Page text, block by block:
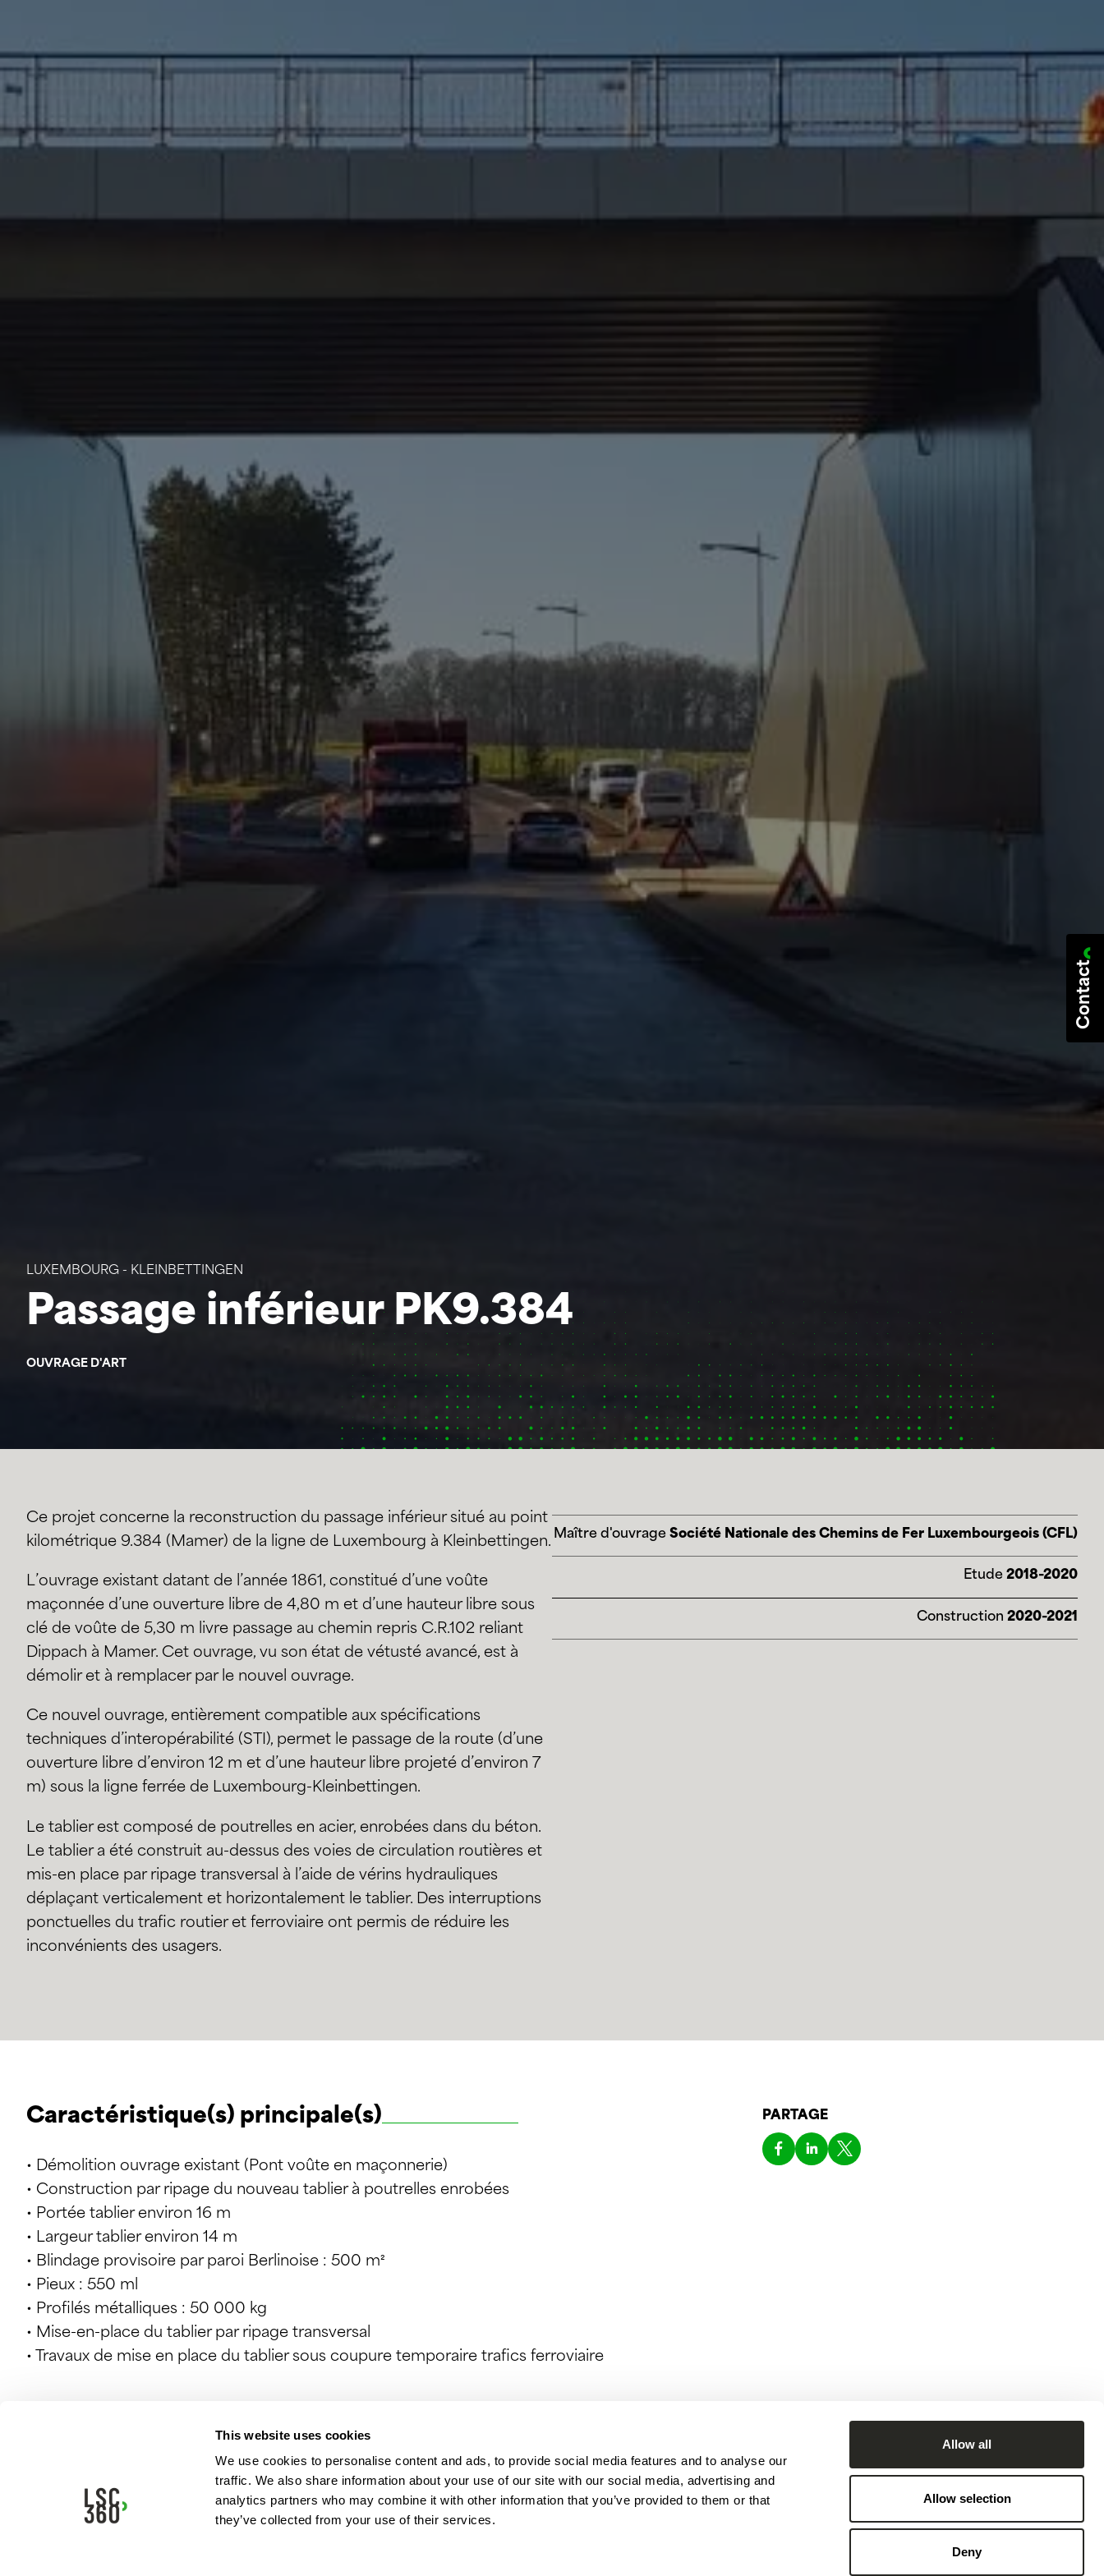
This website uses cookies
We use cookies to personalise content and ads, to provide social media features and to analyse our
traffic. We also share information about your use of our site with our social media, advertising and
analytics partners who may combine it with other information that you’ve provided to them or that
they’ve collected from your use of their services.
Allow all
Allow selection
Deny
Contact
LUXEMBOURG - KLEINBETTINGEN
Passage inférieur PK9.384
OUVRAGE D'ART
Ce projet concerne la reconstruction du passage inférieur situé au point
kilométrique 9.384 (Mamer) de la ligne de Luxembourg à Kleinbettingen.
L’ouvrage existant datant de l’année 1861, constitué d’une voûte
maçonnée d’une ouverture libre de 4,80 m et d’une hauteur libre sous
clé de voûte de 5,30 m livre passage au chemin repris C.R.102 reliant
Dippach à Mamer. Cet ouvrage, vu son état de vétusté avancé, est à
démolir et à remplacer par le nouvel ouvrage.
Ce nouvel ouvrage, entièrement compatible aux spécifications
techniques d’interopérabilité (STI), permet le passage de la route (d’une
ouverture libre d’environ 12 m et d’une hauteur libre projeté d’environ 7
m) sous la ligne ferrée de Luxembourg-Kleinbettingen.
Le tablier est composé de poutrelles en acier, enrobées dans du béton.
Le tablier a été construit au-dessus des voies de circulation routières et
mis-en place par ripage transversal à l’aide de vérins hydrauliques
déplaçant verticalement et horizontalement le tablier. Des interruptions
ponctuelles du trafic routier et ferroviaire ont permis de réduire les
inconvénients des usagers.
Maître d'ouvrage Société Nationale des Chemins de Fer Luxembourgeois (CFL)
Etude 2018-2020
Construction 2020-2021
Caractéristique(s) principale(s)
• Démolition ouvrage existant (Pont voûte en maçonnerie)
• Construction par ripage du nouveau tablier à poutrelles enrobées
• Portée tablier environ 16 m
• Largeur tablier environ 14 m
• Blindage provisoire par paroi Berlinoise : 500 m²
• Pieux : 550 ml
• Profilés métalliques : 50 000 kg
• Mise-en-place du tablier par ripage transversal
• Travaux de mise en place du tablier sous coupure temporaire trafics ferroviaire
Études de Génie Civil et Ouvrage d’Art
• Étude de faisabilité
PARTAGE